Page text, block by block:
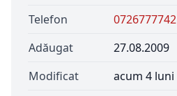
Telefon
0726777742
Adăugat
27.08.2009
Modificat
acum 4 luni